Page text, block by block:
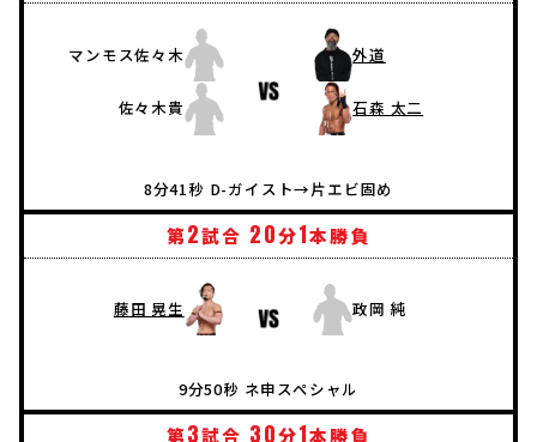
マンモス佐々木
佐々木貴
外道
石森 太二
8分41秒 D-ガイスト→片エビ固め
第2試合 20分1本勝負
藤田 晃生 政岡 純
9分50秒 ネ申スペシャル
第3試合 30分1本勝負